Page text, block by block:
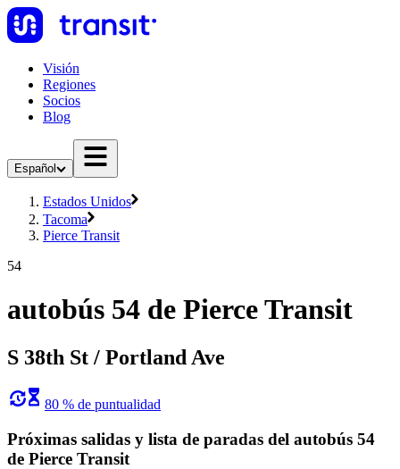
Visión
Regiones
Socios
Blog
Español
Estados Unidos
Tacoma
Pierce Transit
54
autobús 54 de Pierce Transit
S 38th St / Portland Ave
80 % de puntualidad
Próximas salidas y lista de paradas del autobús 54
de Pierce Transit